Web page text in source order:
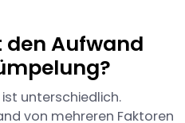
Aufwand
unterschiedlich.
von mehreren Faktoren